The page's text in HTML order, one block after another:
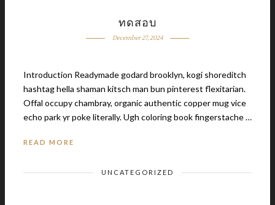
ทดสอบ
December 27, 2024
Introduction Readymade godard brooklyn, kogi shoreditch
hashtag hella shaman kitsch man bun pinterest flexitarian.
Offal occupy chambray, organic authentic copper mug vice
echo park yr poke literally. Ugh coloring book fingerstache …
READ MORE
UNCATEGORIZED